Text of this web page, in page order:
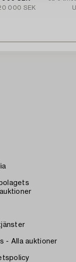
000 SEK
- Alla auktioner